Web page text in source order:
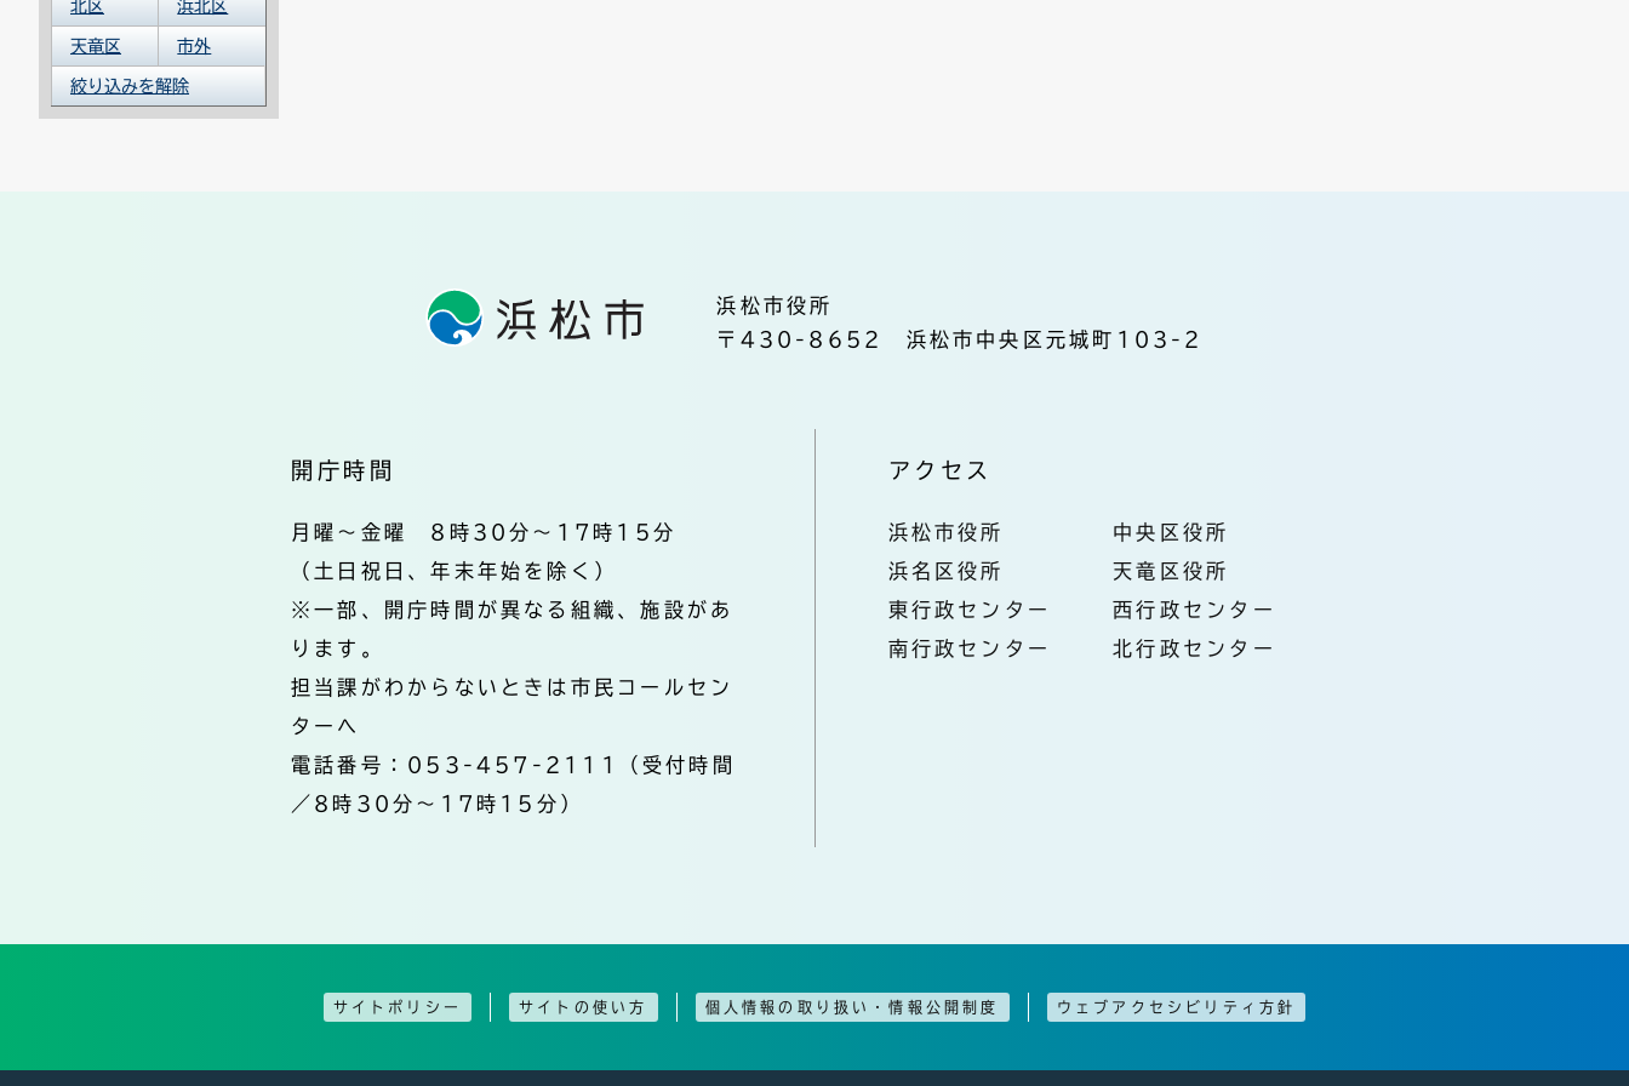
北区 浜北区
天竜区 市外
絞り込みを解除
浜松市役所
〒430-8652 浜松市中央区元城町103-2
開庁時間
月曜～金曜 8時30分～17時15分
（土日祝日、年末年始を除く）
※一部、開庁時間が異なる組織、施設があ
ります。
担当課がわからないときは市民コールセン
ターへ
電話番号：053-457-2111（受付時間
／8時30分～17時15分）
アクセス
浜松市役所
中央区役所
浜名区役所
天竜区役所
東行政センター
西行政センター
南行政センター
北行政センター
サイトポリシー サイトの使い方 個人情報の取り扱い・情報公開制度 ウェブアクセシビリティ方針